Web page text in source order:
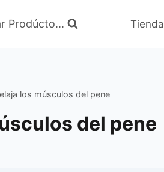
Prodúcto... Tienda
los músculos del pene
del pene